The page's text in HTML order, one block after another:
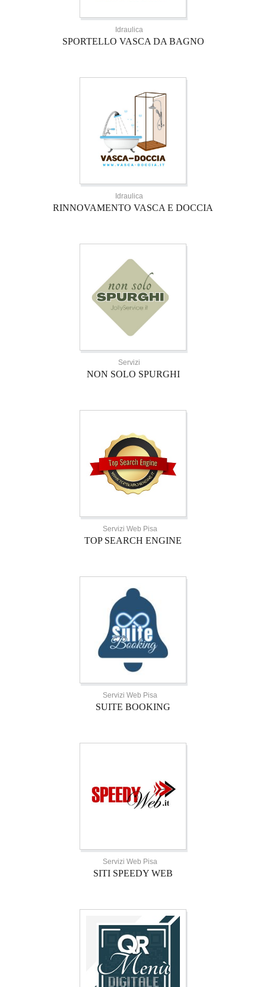
Idraulica
SPORTELLO VASCA DA BAGNO
Idraulica
RINNOVAMENTO VASCA E DOCCIA
Servizi
NON SOLO SPURGHI
Servizi Web Pisa
TOP SEARCH ENGINE
Servizi Web Pisa
SUITE BOOKING
Servizi Web Pisa
SITI SPEEDY WEB